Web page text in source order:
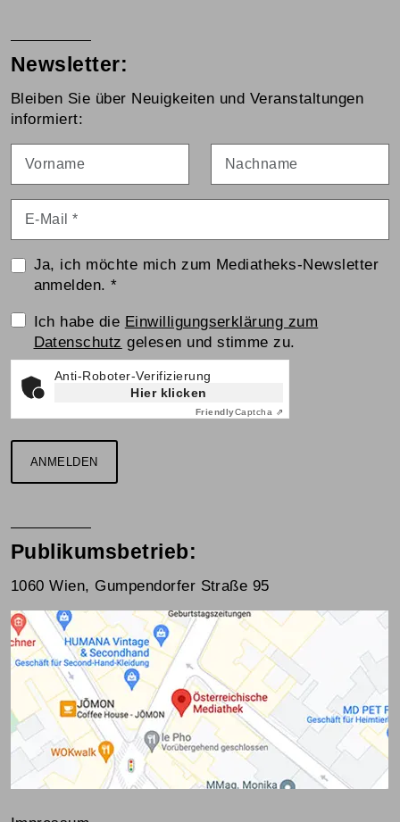
Newsletter:
Bleiben Sie über Neuigkeiten und Veranstaltungen
informiert:
Ja, ich möchte mich zum Mediatheks-Newsletter
anmelden.*
Einwilligungserklärung
Ich habe die Einwilligungserklärung zum
Datenschutz gelesen und stimme zu.
Anti-Roboter-Verifizierung
Hier klicken
FriendlyCaptcha ⇗
ANMELDEN
Publikumsbetrieb:
1060 Wien, Gumpendorfer Straße 95